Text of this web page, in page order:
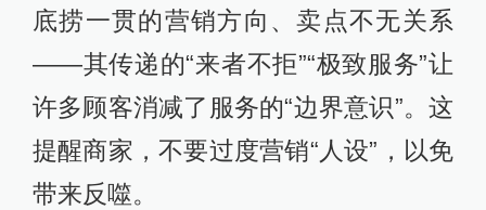
底捞一贯的营销方向、卖点不无关系
——其传递的“来者不拒”“极致服务”让
许多顾客消减了服务的“边界意识”。这
提醒商家，不要过度营销“人设”，以免
带来反噬。